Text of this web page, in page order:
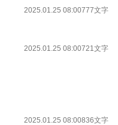
2025.01.25 08:00777文字
2025.01.25 08:00721文字
2025.01.25 08:00836文字